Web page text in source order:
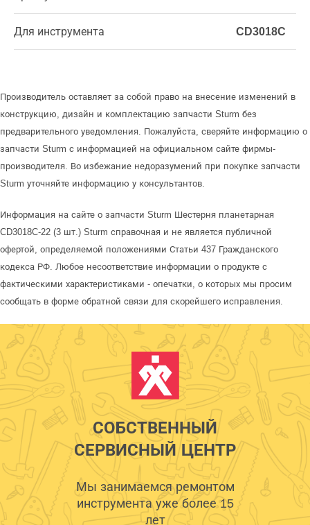
Для инструмента CD3018C
Производитель оставляет за собой право на внесение изменений в
конструкцию, дизайн и комплектацию запчасти Sturm без
предварительного уведомления. Пожалуйста, сверяйте информацию о
запчасти Sturm с информацией на официальном сайте фирмы-
производителя. Во избежание недоразумений при покупке запчасти
Sturm уточняйте информацию у консультантов.
Информация на сайте о запчасти Sturm Шестерня планетарная
CD3018C-22 (3 шт.) Sturm справочная и не является публичной
офертой, определяемой положениями Статьи 437 Гражданского
кодекса РФ. Любое несоответствие информации о продукте с
фактическими характеристиками - опечатки, о которых мы просим
сообщать в форме обратной связи для скорейшего исправления.
СОБСТВЕННЫЙ
СЕРВИСНЫЙ ЦЕНТР
Мы занимаемся ремонтом
инструмента уже более 15
лет